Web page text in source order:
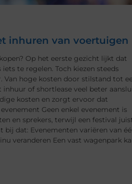
inhuren van voertuigen
Op het eerste gezicht lijkt dat
te regelen. Toch kiezen steeds
Van hoge kosten door stilstand tot
of shortlease veel beter
kosten en zorgt ervoor dat
Geen enkel evenement is
en sprekers, terwijl een festival
dat: Evenementen variëren van
veranderen Een vast wagenpark